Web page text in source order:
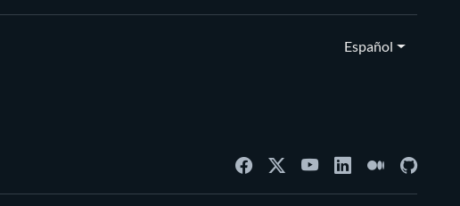
Español